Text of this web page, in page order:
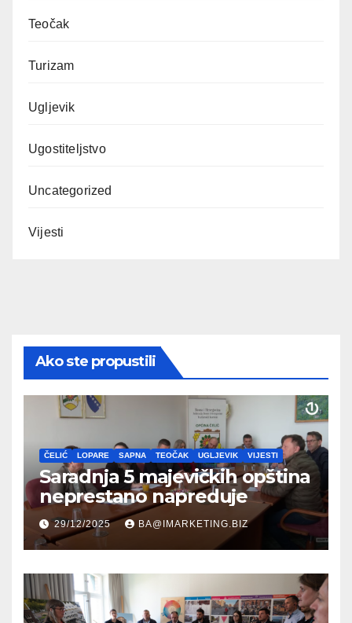
Teočak
Turizam
Ugljevik
Ugostiteljstvo
Uncategorized
Vijesti
Ako ste propustili
ČELIĆ LOPARE SAPNA TEOČAK UGLJEVIK VIJESTI
Saradnja 5 majevičkih opština
neprestano napreduje
29/12/2025 BA@IMARKETING.BIZ